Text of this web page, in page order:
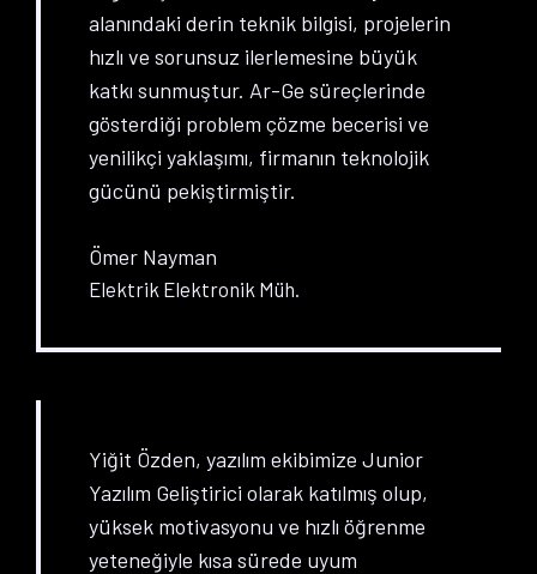
alanındaki derin teknik bilgisi, projelerin
hızlı ve sorunsuz ilerlemesine büyük
katkı sunmuştur. Ar-Ge süreçlerinde
gösterdiği problem çözme becerisi ve
yenilikçi yaklaşımı, firmanın teknolojik
gücünü pekiştirmiştir.
Ömer Nayman
Elektrik Elektronik Müh.
Yiğit Özden, yazılım ekibimize Junior
Yazılım Geliştirici olarak katılmış olup,
yüksek motivasyonu ve hızlı öğrenme
yeteneğiyle kısa sürede uyum